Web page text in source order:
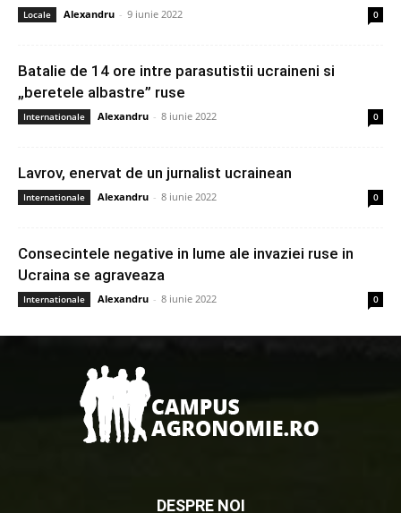
Locale Alexandru - 9 iunie 2022 0
Batalie de 14 ore intre parasutistii ucraineni si
„beretele albastre” ruse
Internationale Alexandru - 8 iunie 2022 0
Lavrov, enervat de un jurnalist ucrainean
Internationale Alexandru - 8 iunie 2022 0
Consecintele negative in lume ale invaziei ruse in
Ucraina se agraveaza
Internationale Alexandru - 8 iunie 2022 0
DESPRE NOI